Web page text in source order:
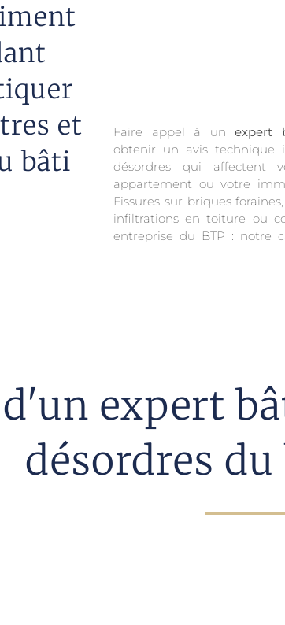
et
bâti
Faire appel à un expert
obtenir un avis technique
désordres qui affectent
appartement ou votre
Fissures sur briques
infiltrations en toiture ou
entreprise du BTP : notre
assurance. Chaque
relevés terrain, l’analyse
expert
désordres